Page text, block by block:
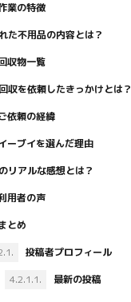
業の特徴
た不用品の内容とは？
収物一覧
収を依頼したきっかけとは？
依頼の経緯
ーブイを選んだ理由
リアルな感想とは？
用者の声
とめ
投稿者プロフィール
4.2.1.1.
最新の投稿